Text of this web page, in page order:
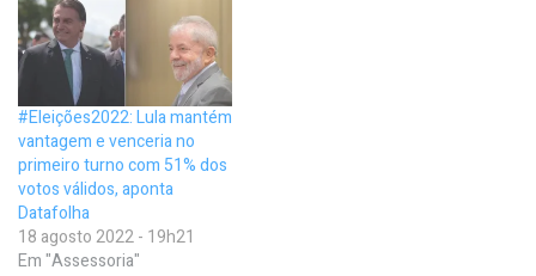
#Eleições2022: Lula mantém
vantagem e venceria no
primeiro turno com 51% dos
votos válidos, aponta
Datafolha
18 agosto 2022 - 19h21
Em "Assessoria"